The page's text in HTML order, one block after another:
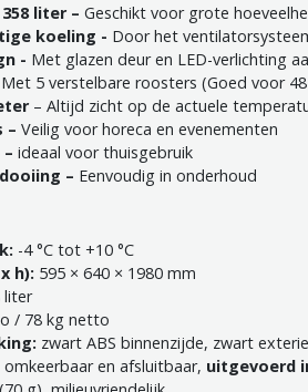
liter – Geschikt voor grote
koeling - Door het
- Met glazen deur en LED-verlichting
Met 5 verstelbare roosters (Goed voor
– Altijd zicht op de actuele
– Veilig voor horeca en evenementen
– ideaal voor thuisgebruik
– Eenvoudig in onderhoud
-4 °C tot +10 °C
h): 595 × 640 × 1980 mm
liter
/ 78 kg netto
zwart ABS binnenzijde, zwart
omkeerbaar en afsluitbaar, uitgevoerd